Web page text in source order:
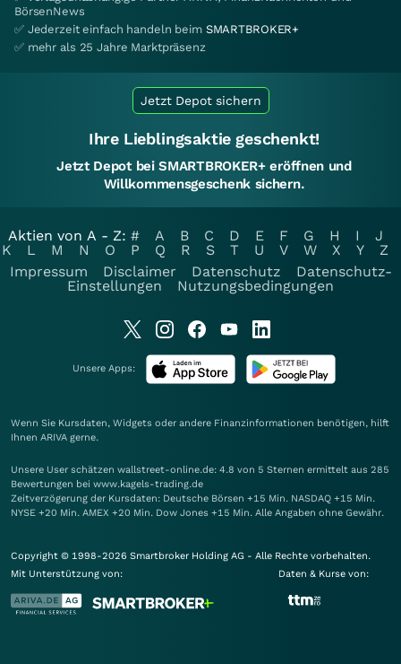
BörsenNews
✅ Jederzeit einfach handeln beim SMARTBROKER+
✅ mehr als 25 Jahre Marktpräsenz
Jetzt Depot sichern
Ihre Lieblingsaktie geschenkt!
Jetzt Depot bei SMARTBROKER+ eröffnen und
Willkommensgeschenk sichern.
Aktien von A - Z: # A B C D E F G H I
J
K
L M N O P Q R S T U V W X Y
Z
Impressum
Disclaimer Datenschutz
Datenschutz-
Einstellungen
Nutzungsbedingungen
Unsere Apps:
Wenn Sie Kursdaten, Widgets oder andere Finanzinformationen benötigen, hilft
Ihnen ARIVA gerne.
Unsere User schätzen wallstreet-online.de: 4.8 von 5 Sternen ermittelt aus 285
Bewertungen bei www.kagels-trading.de
Zeitverzögerung der Kursdaten: Deutsche Börsen +15 Min. NASDAQ +15 Min.
NYSE +20 Min. AMEX +20 Min. Dow Jones +15 Min. Alle Angaben ohne Gewähr.
Copyright © 1998-2026 Smartbroker Holding AG - Alle Rechte vorbehalten.
Mit Unterstützung von:
Daten & Kurse von: